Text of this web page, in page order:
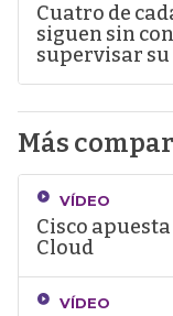
Cuatro de
siguen sin
supervisar
Más
VÍDEO
Cisco
Cloud
VÍDEO